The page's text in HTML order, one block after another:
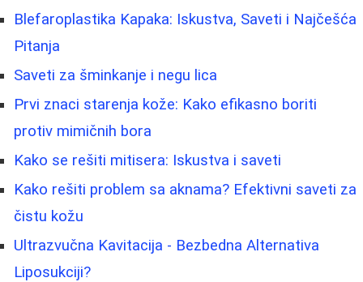
Blefaroplastika Kapaka: Iskustva, Saveti i Najčešća
Pitanja
Saveti za šminkanje i negu lica
Prvi znaci starenja kože: Kako efikasno boriti
protiv mimičnih bora
Kako se rešiti mitisera: Iskustva i saveti
Kako rešiti problem sa aknama? Efektivni saveti za
čistu kožu
Ultrazvučna Kavitacija - Bezbedna Alternativa
Liposukciji?